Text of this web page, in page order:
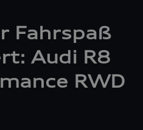
Fahrspaß
Audi R8
RWD